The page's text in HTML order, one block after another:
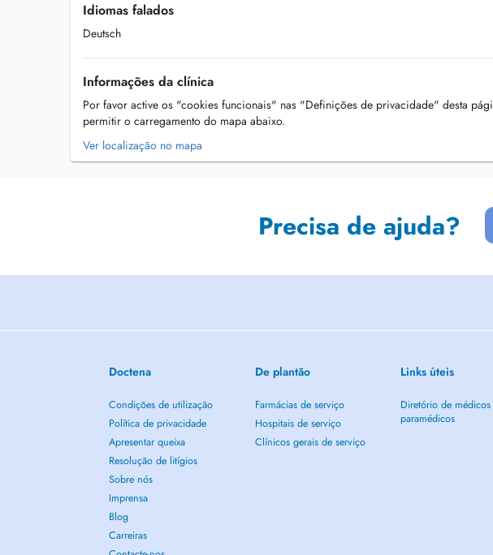
Idiomas falados
Deutsch
Informações da clínica
Por favor active os "cookies funcionais" nas "Definições de privacidade" desta
permitir o carregamento do mapa abaixo.
Ver localização no mapa
Precisa de ajuda?
Doctena
Condições de utilização
Política de privacidade
Apresentar queixa
Resolução de litígios
Sobre nós
Imprensa
Blog
Carreiras
De plantão
Farmácias de serviço
Hospitais de serviço
Clínicos gerais de serviço
Links úteis
Diretório de
paramédicos